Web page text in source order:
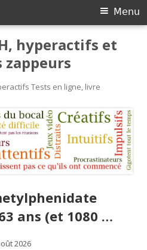
hyperactifs et
zappeurs
Tests en ligne, livre
Menu
:
ans (et 1080 …
2026